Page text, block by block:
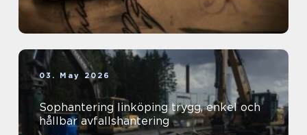
03. May 2026
Sophantering linköping trygg, enkel och
hållbar avfallshantering